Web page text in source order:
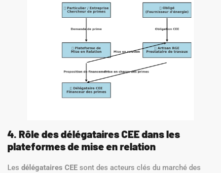
4. Rôle des délégataires CEE dans les
plateformes de mise en relation
Les délégataires CEE sont des acteurs clés du marché des